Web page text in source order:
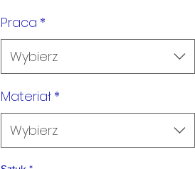
Praca *
Wybierz
Materiał *
Wybierz